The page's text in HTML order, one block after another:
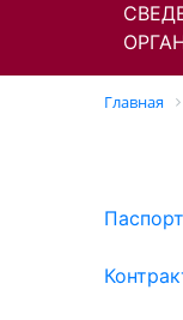
Главная